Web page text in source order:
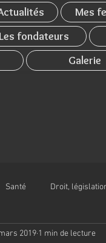
Mes
Les fondateurs
Galerie
Santé Droit,
2019 1 min de lecture